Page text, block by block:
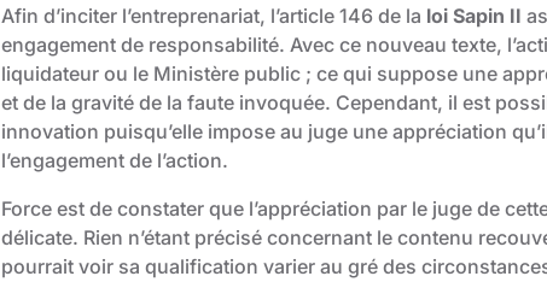
Afin d’inciter l’entreprenariat, l’article 146 de la loi Sapin II
engagement de responsabilité. Avec ce nouveau texte,
liquidateur ou le Ministère public ; ce qui suppose une
et de la gravité de la faute invoquée. Cependant, il est
innovation puisqu’elle impose au juge une appréciation
l’engagement de l’action.
Force est de constater que l’appréciation par le juge de
délicate. Rien n’étant précisé concernant le contenu
pourrait voir sa qualification varier au gré des